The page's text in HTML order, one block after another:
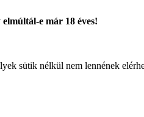
e már 18 éves!
sütik nélkül nem lennének